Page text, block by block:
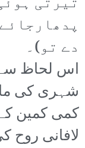
دے تو)۔
اس لحاظ سے
شہری کی
کمی کمین
لافانی روح